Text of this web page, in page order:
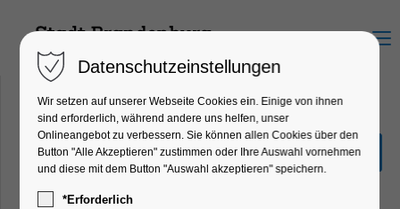
Menu
Weihnachten in
Großbritannien
Bildung, Vortrag, Kinder, Jugend, Lesung
Datenschutzeinstellungen
Wir setzen auf unserer Webseite Cookies ein. Einige von ihnen
sind erforderlich, während andere uns helfen, unser
Onlineangebot zu verbessern. Sie können allen Cookies über den
Button "Alle Akzeptieren" zustimmen oder Ihre Auswahl vornehmen
und diese mit dem Button "Auswahl akzeptieren" speichern.
*Erforderlich